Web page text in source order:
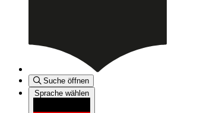
Suche öffnen
Sprache wählen